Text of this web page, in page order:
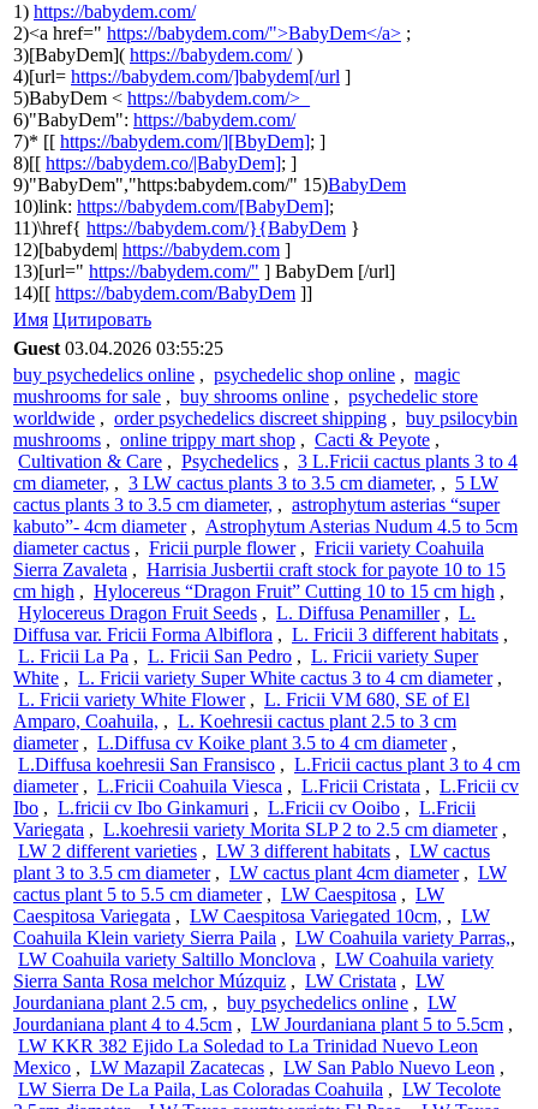
1) https://babydem.com/
2)<a href=" https://babydem.com/">BabyDem</a> ;
3)[BabyDem]( https://babydem.com/)
4)[url= https://babydem.com/]babydem[/url ]
5)BabyDem < https://babydem.com/>_
6)"BabyDem": https://babydem.com/
7)* [[ https://babydem.com/][BbyDem]; ]
8)[[ https://babydem.co/|BabyDem]; ]
9)"BabyDem","https:babydem.com/" 15)BabyDem
10)link: https://babydem.com/[BabyDem];
11)\href{ https://babydem.com/}{BabyDem }
12)[babydem| https://babydem.com ]
13)[url=" https://babydem.com/" ] BabyDem [/url]
14)[[ https://babydem.com/BabyDem ]]
Имя Цитировать
Guest 03.04.2026 03:55:25
buy psychedelics online , psychedelic shop online , magic
mushrooms for sale , buy shrooms online , psychedelic store
worldwide , order psychedelics discreet shipping , buy psilocybin
mushrooms , online trippy mart shop , Cacti & Peyote ,
Cultivation & Care , Psychedelics , 3 L.Fricii cactus plants 3 to 4
cm diameter, , 3 LW cactus plants 3 to 3.5 cm diameter, , 5 LW
cactus plants 3 to 3.5 cm diameter, , astrophytum asterias “super
kabuto”- 4cm diameter, Astrophytum Asterias Nudum 4.5 to 5cm
diameter cactus , Fricii purple flower, Fricii variety Coahuila
Sierra Zavaleta , Harrisia Jusbertii craft stock for payote 10 to 15
cm high , Hylocereus “Dragon Fruit” Cutting 10 to 15 cm high ,
Hylocereus Dragon Fruit Seeds , L. Diffusa Penamiller, L.
Diffusa var. Fricii Forma Albiflora , L. Fricii 3 different habitats ,
L. Fricii La Pa , L. Fricii San Pedro , L. Fricii variety Super
White , L. Fricii variety Super White cactus 3 to 4 cm diameter,
L. Fricii variety White Flower, L. Fricii VM 680, SE of El
Amparo, Coahuila, , L. Koehresii cactus plant 2.5 to 3 cm
diameter, L.Diffusa cv Koike plant 3.5 to 4 cm diameter,
L.Diffusa koehresii San Fransisco , L.Fricii cactus plant 3 to 4 cm
diameter, L.Fricii Coahuila Viesca , L.Fricii Cristata , L.Fricii cv
Ibo , L.fricii cv Ibo Ginkamuri , L.Fricii cv Ooibo , L.Fricii
Variegata , L.koehresii variety Morita SLP 2 to 2.5 cm diameter,
LW 2 different varieties , LW 3 different habitats , LW cactus
plant 3 to 3.5 cm diameter, LW cactus plant 4cm diameter, LW
cactus plant 5 to 5.5 cm diameter, LW Caespitosa , LW
Caespitosa Variegata , LW Caespitosa Variegated 10cm, , LW
Coahuila Klein variety Sierra Paila , LW Coahuila variety Parras,,
LW Coahuila variety Saltillo Monclova , LW Coahuila variety
Sierra Santa Rosa melchor Múzquiz , LW Cristata , LW
Jourdaniana plant 2.5 cm, , buy psychedelics online , LW
Jourdaniana plant 4 to 4.5cm , LW Jourdaniana plant 5 to 5.5cm ,
LW KKR 382 Ejido La Soledad to La Trinidad Nuevo Leon
Mexico , LW Mazapil Zacatecas , LW San Pablo Nuevo Leon ,
LW Sierra De La Paila, Las Coloradas Coahuila , LW Tecolote